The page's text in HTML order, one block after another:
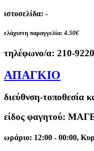
ιστοσελίδα: -
ελάχιστη παραγγελία: 4.50€
τηλέφωνο/α: 210-
ΑΠΑΓΚΙΟ
διεύθνση-τοποθεσία
είδος φαγητού:
ωράριο: 12:00 - 00:00,